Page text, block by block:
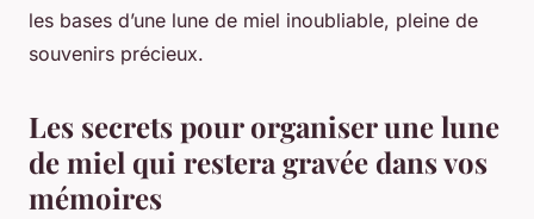
les bases d’une lune de miel inoubliable, pleine de
souvenirs précieux.
Les secrets pour organiser une lune
de miel qui restera gravée dans vos
mémoires